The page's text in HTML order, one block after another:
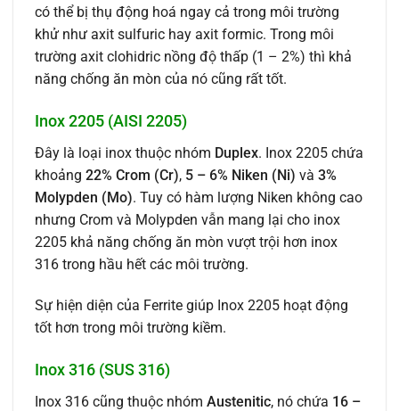
có thể bị thụ động hoá ngay cả trong môi trường
khử như axit sulfuric hay axit formic. Trong môi
trường axit clohidric nồng độ thấp (1 – 2%) thì khả
năng chống ăn mòn của nó cũng rất tốt.
Inox 2205 (AISI 2205)
Đây là loại inox thuộc nhóm Duplex. Inox 2205 chứa
khoảng 22% Crom (Cr), 5 – 6% Niken (Ni) và 3%
Molypden (Mo). Tuy có hàm lượng Niken không cao
nhưng Crom và Molypden vẫn mang lại cho inox
2205 khả năng chống ăn mòn vượt trội hơn inox
316 trong hầu hết các môi trường.
Sự hiện diện của Ferrite giúp Inox 2205 hoạt động
tốt hơn trong môi trường kiềm.
Inox 316 (SUS316)
Inox 316 cũng thuộc nhóm Austenitic, nó chứa 16 –